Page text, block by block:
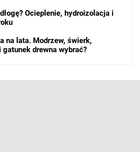
Ocieplenie, hydroizolacja i
na lata. Modrzew, świerk,
drewna wybrać?